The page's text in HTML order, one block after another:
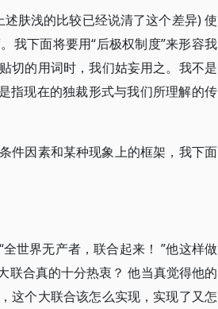
肤浅的比较已经说清了这个差异) 使
我下面将要用“后极权制度”来形容我
切的用词时，我们姑妄用之。我不是
指现在的独裁形式与我们所理解的传
件因素和某种现象上的框架，我下面
世界无产者，联合起来！ ”他这样做
联合真的十分热衷？ 他当真觉得他的
这个大联合该怎么实现，实现了又怎